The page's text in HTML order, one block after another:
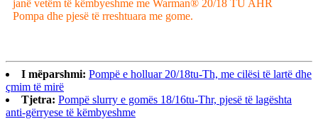
janë vetëm të këmbyeshme me Warman® 20/18 TU AHR
Pompa dhe pjesë të rreshtuara me gome.
I mëparshmi: Pompë e holluar 20/18tu-Th, me cilësi të lartë dhe
çmim të mirë
Tjetra: Pompë slurry e gomës 18/16tu-Thr, pjesë të lagështa
anti-gërryese të këmbyeshme